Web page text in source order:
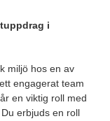
i
miljö hos en av
engagerat team
en viktig roll med
erbjuds en roll